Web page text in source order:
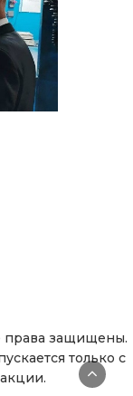
права защищены.
только с